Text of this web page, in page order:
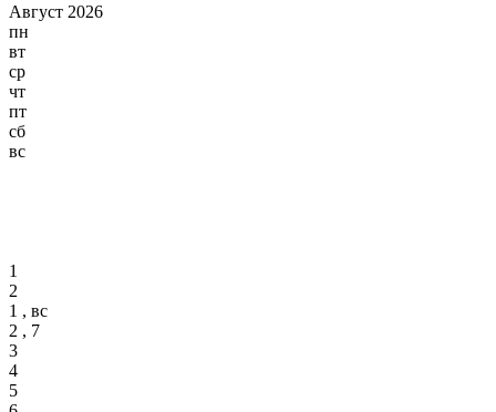
Август 2026
пн
вт
ср
чт
пт
сб
вс
1
2
1 , вс
2 , 7
3
4
5